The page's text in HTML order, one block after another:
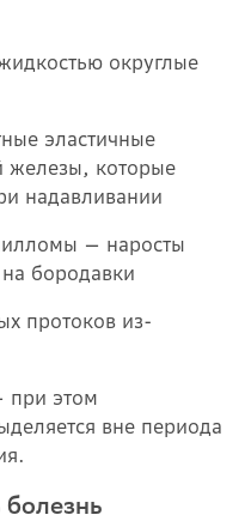
округлые
эластичные
железы, которые
надавливании
— наросты
бородавки
протоков из-
при этом
вне периода